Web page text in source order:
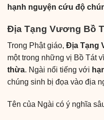
hạnh nguyện cứu độ
Địa Tạng Vương Bồ
Trong Phật giáo, Địa Tạng
một trong những vị Bồ Tát
thừa. Ngài nổi tiếng với
chúng sinh bị đọa vào địa
Tên của Ngài có ý nghĩa